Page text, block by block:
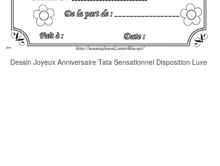
Dessin Joyeux Anniversaire Tata Sensationnel Disposition Luxe